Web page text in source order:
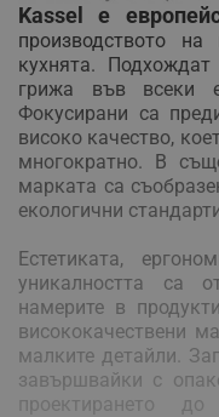
Kassel е
производството
кухнята.
грижа във всеки
Фокусирани са
високо качество,
многократно. В
марката са
екологични
Естетиката,
уникалността са
намерите в
висококачествени
малките детайли.
завършвайки с
проектирането